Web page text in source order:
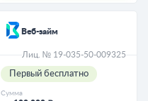
Веб-займ
Лиц. № 19-035-50-009325
Первый бесплатно
Сумма